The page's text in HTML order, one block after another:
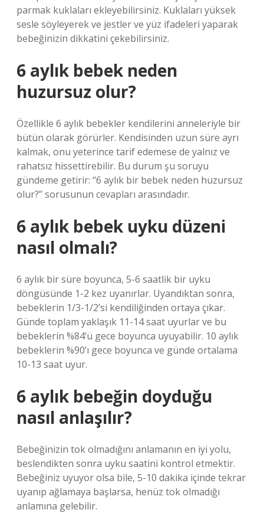
parmak kuklaları ekleyebilirsiniz. Kuklaları yüksek
sesle söyleyerek ve jestler ve yüz ifadeleri yaparak
bebeğinizin dikkatini çekebilirsiniz.
6 aylık bebek neden
huzursuz olur?
Özellikle 6 aylık bebekler kendilerini anneleriyle bir
bütün olarak görürler. Kendisinden uzun süre ayrı
kalmak, onu yeterince tarif edemese de yalnız ve
rahatsız hissettirebilir. Bu durum şu soruyu
gündeme getirir: “6 aylık bir bebek neden huzursuz
olur?” sorusunun cevapları arasındadır.
6 aylık bebek uyku düzeni
nasıl olmalı?
6 aylık bir süre boyunca, 5-6 saatlik bir uyku
döngüsünde 1-2 kez uyanırlar. Uyandıktan sonra,
bebeklerin 1/3-1/2’si kendiliğinden ortaya çıkar.
Günde toplam yaklaşık 11-14 saat uyurlar ve bu
bebeklerin %84’ü gece boyunca uyuyabilir. 10 aylık
bebeklerin %90’ı gece boyunca ve günde ortalama
10-13 saat uyur.
6 aylık bebeğin doyduğu
nasıl anlaşılır?
Bebeğinizin tok olmadığını anlamanın en iyi yolu,
beslendikten sonra uyku saatini kontrol etmektir.
Bebeğiniz uyuyor olsa bile, 5-10 dakika içinde tekrar
uyanıp ağlamaya başlarsa, henüz tok olmadığı
anlamına gelebilir.